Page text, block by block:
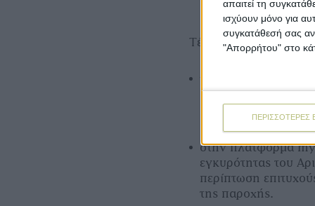
απαιτεί τη
ισχύουν μόνο για
συγκατάθεσή σας
"Απορρήτου" στο
ΠΕΡΙΣΣΟΤΕΡΕΣ
Πληροφοριακό
Τέλος, επισημαίνεται
Ηλεκτρονικής
myData, είναι
στην πλατφόρμα
εγκυρότητας του
περίπτωση
της παροχής.